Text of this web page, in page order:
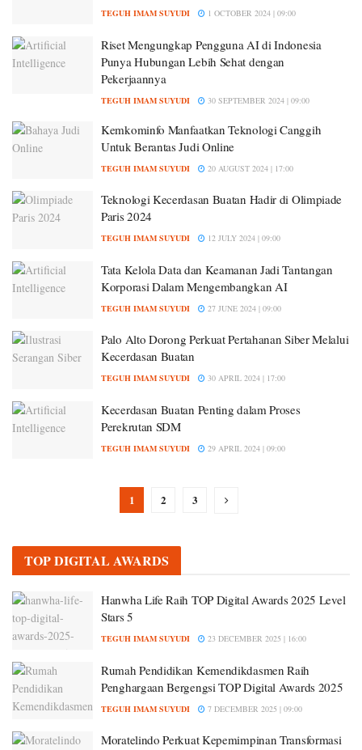
TEGUH IMAM SUYUDI 1 OCTOBER 2024 | 09:00
Riset Mengungkap Pengguna AI di Indonesia
Punya Hubungan Lebih Sehat dengan
Pekerjaannya
TEGUH IMAM SUYUDI 30 SEPTEMBER 2024 | 09:00
Kemkominfo Manfaatkan Teknologi Canggih
Untuk Berantas Judi Online
TEGUH IMAM SUYUDI 20 AUGUST 2024 | 17:00
Teknologi Kecerdasan Buatan Hadir di Olimpiade
Paris 2024
TEGUH IMAM SUYUDI 12 JULY 2024 | 09:00
Tata Kelola Data dan Keamanan Jadi Tantangan
Korporasi Dalam Mengembangkan AI
TEGUH IMAM SUYUDI 27 JUNE 2024 | 09:00
Palo Alto Dorong Perkuat Pertahanan Siber Melalui
Kecerdasan Buatan
TEGUH IMAM SUYUDI 30 APRIL 2024 | 17:00
Kecerdasan Buatan Penting dalam Proses
Perekrutan SDM
TEGUH IMAM SUYUDI 29 APRIL 2024 | 09:00
1 2 3
TOP DIGITAL AWARDS
Hanwha Life Raih TOP Digital Awards 2025 Level
Stars 5
TEGUH IMAM SUYUDI 23 DECEMBER 2025 | 16:00
Rumah Pendidikan Kemendikdasmen Raih
Penghargaan Bergengsi TOP Digital Awards 2025
TEGUH IMAM SUYUDI 7 DECEMBER 2025 | 09:00
Moratelindo Perkuat Kepemimpinan Transformasi